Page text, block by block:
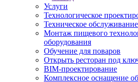
Услуги
Технологическое
Техническое
Монтаж пищевого
оборудования
Обучение для поваров
Открыть ресторан под
BIM-проектирование
Комплексное оснащение